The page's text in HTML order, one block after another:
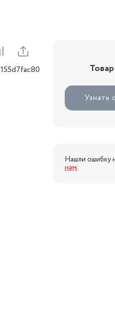
Узнать
Нашли ошибку
нам.